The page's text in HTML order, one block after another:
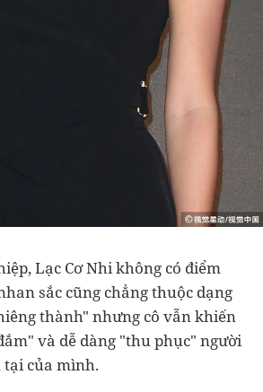
Lạc Cơ Nhi không có điểm
sắc cũng chẳng thuộc dạng
thành" nhưng cô vẫn khiến
và dễ dàng "thu phục" người
tại của mình.